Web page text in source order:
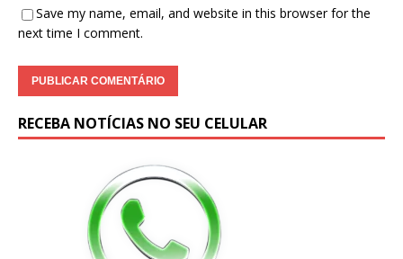
Save my name, email, and website in this browser for the
next time I comment.
RECEBA NOTÍCIAS NO SEU CELULAR